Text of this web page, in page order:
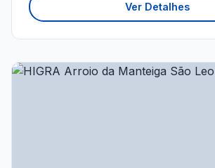
Ver Detalhes